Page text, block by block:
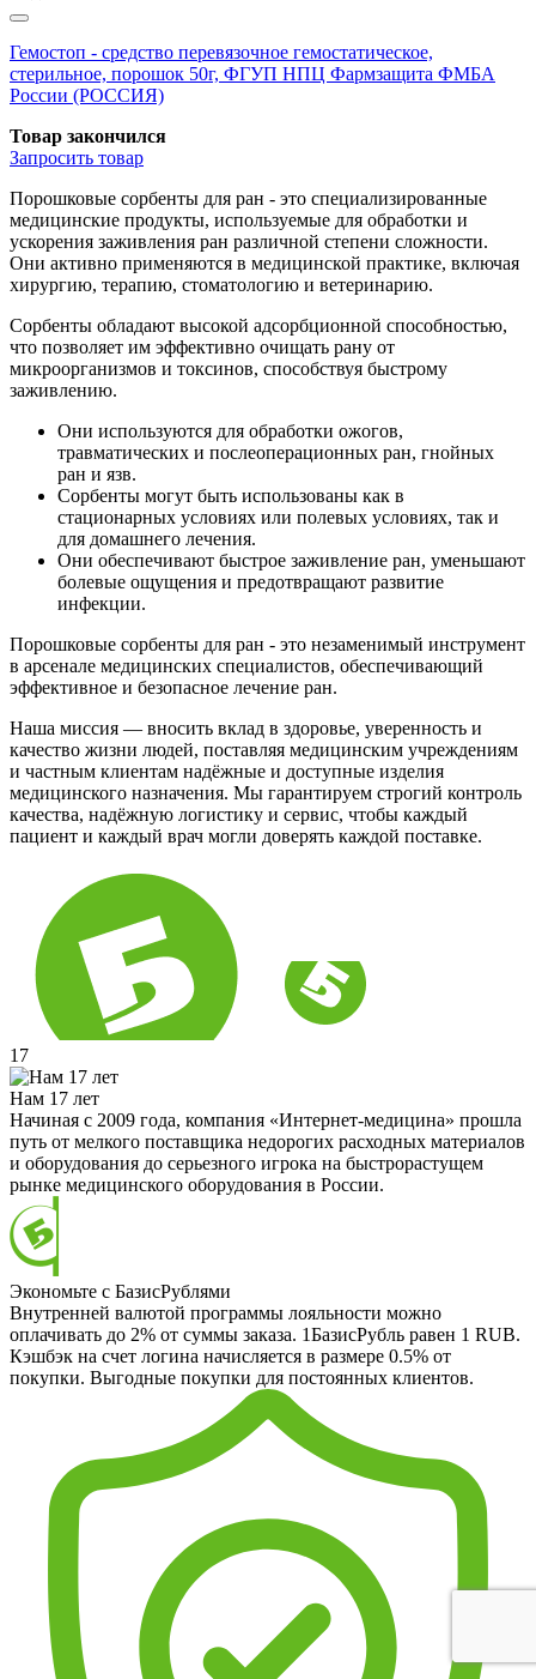
Гемостоп - средство перевязочное гемостатическое,
стерильное, порошок 50г, ФГУП НПЦ Фармзащита ФМБА
России (РОССИЯ)
Товар закончился
Запросить товар
Порошковые сорбенты для ран - это специализированные
медицинские продукты, используемые для обработки и
ускорения заживления ран различной степени сложности.
Они активно применяются в медицинской практике, включая
хирургию, терапию, стоматологию и ветеринарию.
Сорбенты обладают высокой адсорбционной способностью,
что позволяет им эффективно очищать рану от
микроорганизмов и токсинов, способствуя быстрому
заживлению.
Они используются для обработки ожогов,
травматических и послеоперационных ран, гнойных
ран и язв.
Сорбенты могут быть использованы как в
стационарных условиях или полевых условиях, так и
для домашнего лечения.
Они обеспечивают быстрое заживление ран, уменьшают
болевые ощущения и предотвращают развитие
инфекции.
Порошковые сорбенты для ран - это незаменимый инструмент
в арсенале медицинских специалистов, обеспечивающий
эффективное и безопасное лечение ран.
Наша миссия — вносить вклад в здоровье, уверенность и
качество жизни людей, поставляя медицинским учреждениям
и частным клиентам надёжные и доступные изделия
медицинского назначения. Мы гарантируем строгий контроль
качества, надёжную логистику и сервис, чтобы каждый
пациент и каждый врач могли доверять каждой поставке.
17
Нам 17 лет
Начиная с 2009 года, компания «Интернет-медицина» прошла
путь от мелкого поставщика недорогих расходных материалов
и оборудования до серьезного игрока на быстрорастущем
рынке медицинского оборудования в России.
Экономьте с БазисРублями
Внутренней валютой программы лояльности можно
оплачивать до 2% от суммы заказа. 1БазисРубль равен 1 RUB.
Кэшбэк на счет логина начисляется в размере 0.5% от
покупки. Выгодные покупки для постоянных клиентов.